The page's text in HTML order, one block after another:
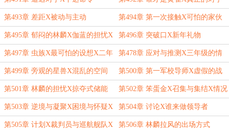
第493章 差距X被动与主动 第494章 第一次接触X可怕的家伙
第495章 郁闷的林麟X伽蓝的担忧X
各自努力
第496章 突破口X新年礼物
第497章 虫族X最可怕的设想X二年
级的境况
第478章 应对与推测X三年级的情
况
第499章 旁观的星兽X混乱的空间
站X抉择
第500章 第一军校导师X虚假的战
斗
第501章 林麟的担忧X掠夺式储能 第502章 笨蛋金X召集与集结X情况
危急
第503章 逆境与凝聚X困境与怀疑X
聚集
第504章 讨论X谁来做领导者
第505章 计划X裁判员与巡航舰队X 第506章 林麟拉风的出场方式